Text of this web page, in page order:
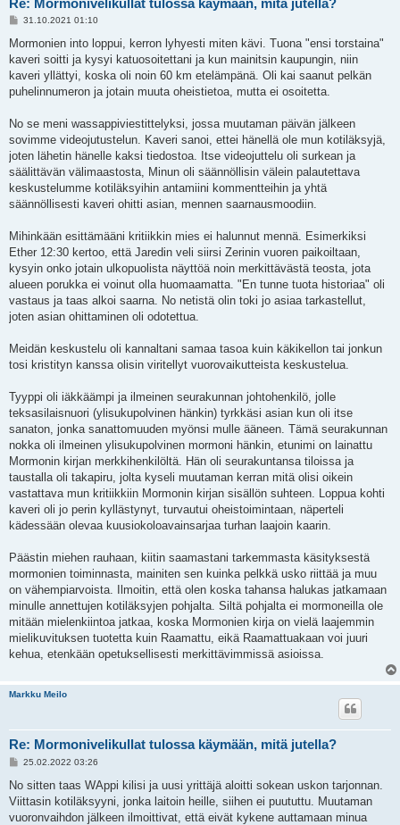
V
e
t
i
31.10.2021 01:10
Mormonien into loppui, kerron lyhyesti miten kävi. Tuona "ensi torstaina"
kaveri soitti ja kysyi katuosoitettani ja kun mainitsin kaupungin, niin
kaveri yllättyi, koska oli noin 60 km etelämpänä. Oli kai saanut pelkän
puhelinnumeron ja jotain muuta oheistietoa, mutta ei osoitetta.
No se meni wassappiviestittelyksi, jossa muutaman päivän jälkeen
sovimme videojutustelun. Kaveri sanoi, ettei hänellä ole mun kotiläksyjä,
joten lähetin hänelle kaksi tiedostoa. Itse videojuttelu oli surkean ja
säälittävän välimaastosta, Minun oli säännöllisin välein palautettava
keskustelumme kotiläksyihin antamiini kommentteihin ja yhtä
säännöllisesti kaveri ohitti asian, mennen saarnausmoodiin.
Mihinkään esittämääni kritiikkin mies ei halunnut mennä. Esimerkiksi
Ether 12:30 kertoo, että Jaredin veli siirsi Zerinin vuoren paikoiltaan,
kysyin onko jotain ulkopuolista näyttöä noin merkittävästä teosta, jota
alueen porukka ei voinut olla huomaamatta. "En tunne tuota historiaa" oli
vastaus ja taas alkoi saarna. No netistä olin toki jo asiaa tarkastellut,
joten asian ohittaminen oli odotettua.
Meidän keskustelu oli kannaltani samaa tasoa kuin käkikellon tai jonkun
tosi kristityn kanssa olisin viritellyt vuorovaikutteista keskustelua.
Tyyppi oli iäkkäämpi ja ilmeinen seurakunnan johtohenkilö, jolle
teksasilaisnuori (ylisukupolvinen hänkin) tyrkkäsi asian kun oli itse
sanaton, jonka sanattomuuden myönsi mulle ääneen. Tämä seurakunnan
nokka oli ilmeinen ylisukupolvinen mormoni hänkin, etunimi on lainattu
Mormonin kirjan merkkihenkilöltä. Hän oli seurakuntansa tiloissa ja
taustalla oli takapiru, jolta kyseli muutaman kerran mitä olisi oikein
vastattava mun kritiikkiin Mormonin kirjan sisällön suhteen. Loppua kohti
kaveri oli jo perin kyllästynyt, turvautui oheistoimintaan, näperteli
kädessään olevaa kuusiokoloavainsarjaa turhan laajoin kaarin.
Päästin miehen rauhaan, kiitin saamastani tarkemmasta käsityksestä
mormonien toiminnasta, mainiten sen kuinka pelkkä usko riittää ja muu
on vähempiarvoista. Ilmoitin, että olen koska tahansa halukas jatkamaan
minulle annettujen kotiläksyjen pohjalta. Siltä pohjalta ei mormoneilla ole
mitään mielenkiintoa jatkaa, koska Mormonien kirja on vielä laajemmin
mielikuvituksen tuotetta kuin Raamattu, eikä Raamattuakaan voi juuri
kehua, etenkään opetuksellisesti merkittävimmissä asioissa.
Markku Meilo
Re: Mormonivelikullat tulossa käymään, mitä jutella?
V
e
t
i
25.02.2022 03:26
No sitten taas WAppi kilisi ja uusi yrittäjä aloitti sokean uskon tarjonnan.
Viittasin kotiläksyyni, jonka laitoin heille, siihen ei puututtu. Muutaman
vuoronvaihdon jälkeen ilmoittivat, että eivät kykene auttamaan minua